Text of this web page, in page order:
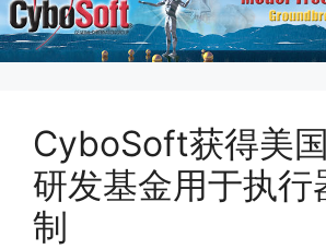
CyboSoft获得美
研发基金用于执行
制